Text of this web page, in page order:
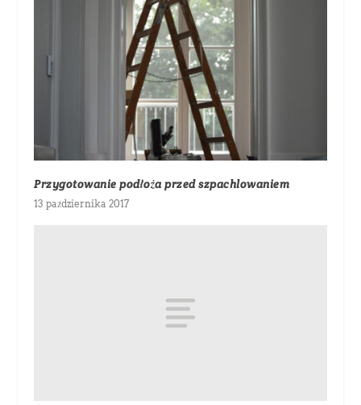
Przygotowanie podłoża przed szpachlowaniem
13 października 2017